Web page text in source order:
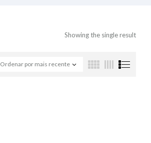
Showing the single result
Ordenar por mais recente